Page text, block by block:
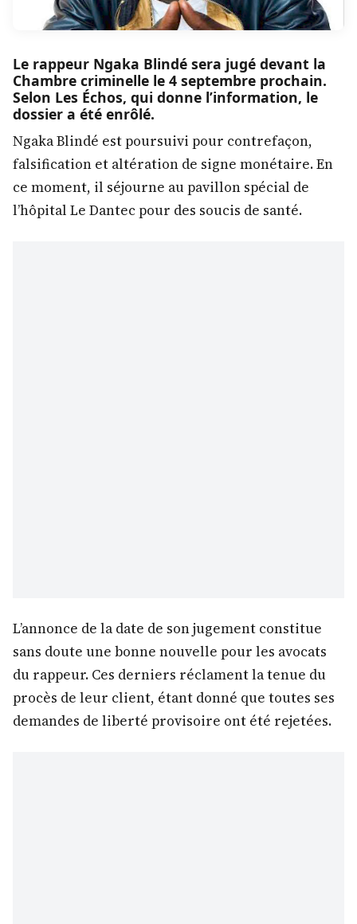
Le rappeur Ngaka Blindé sera jugé devant la
Chambre criminelle le 4 septembre prochain.
Selon Les Échos, qui donne l’information, le
dossier a été enrôlé.
Ngaka Blindé est poursuivi pour contrefaçon,
falsification et altération de signe monétaire. En
ce moment, il séjourne au pavillon spécial de
l’hôpital Le Dantec pour des soucis de santé.
L’annonce de la date de son jugement constitue
sans doute une bonne nouvelle pour les avocats
du rappeur. Ces derniers réclament la tenue du
procès de leur client, étant donné que toutes ses
demandes de liberté provisoire ont été rejetées.